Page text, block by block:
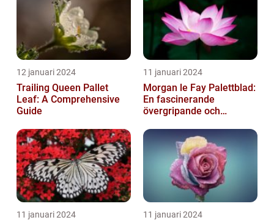
12 januari 2024
Trailing Queen Pallet
Leaf: A Comprehensive
Guide
11 januari 2024
Morgan le Fay Palettblad:
En fascinerande
övergripande och
11 januari 2024 11 januari 2024